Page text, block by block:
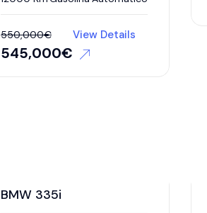
550,000€
545,000€
View Details
BMW 335i